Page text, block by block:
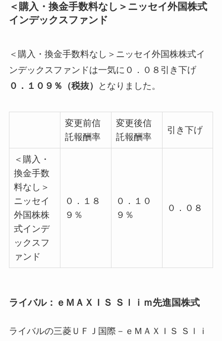
＜購入・換金手数料なし＞ニッセイ外国株式
インデックスファンド
＜購入・換金手数料なし＞ニッセイ外国株株式イ
ンデックスファンドは一気に０．０８引き下げ
０．１０９％（税抜）
となりました。
変更前信
託報酬率
変更後信
託報酬率
引き下げ
＜購入・
換金手数
料なし＞
ニッセイ
外国株株
式インデ
ックスフ
ァンド
０．１８
９％
０．１０
９％
０．０８
ライバル：ｅＭＡＸＩＳ Ｓｌｉｍ先進国株式
ライバルの三菱ＵＦＪ国際－ｅＭＡＸＩＳ Ｓｌｉ